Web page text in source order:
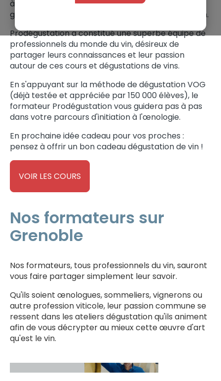
à tout type de profil allant du parfait néophyte au
grand connaisseur en passant par l'amateur de vin.
Prodégustation a constitué une superbe équipe de
professionnels du monde du vin, désireux de
partager leurs connaissances et leur passion
autour de ces cours et dégustations de vins.
En s'appuyant sur la méthode de dégustation VOG
(déjà testée et appréciée par 150 000 élèves), le
formateur Prodégustation vous guidera pas à pas
dans votre parcours d'initiation à l'œnologie.
En prochaine idée cadeau pour vos proches :
pensez à offrir un bon cadeau dégustation de vin !
VOIR LES COURS
Nos formateurs sur
Grenoble
Nos formateurs, tous professionnels du vin, sauront
vous faire partager simplement leur savoir.
Qu'ils soient œnologues, sommeliers, vignerons ou
autre profession viticole, leur passion commune se
ressent dans les ateliers dégustation qu'ils animent
afin de vous décrypter au mieux cette œuvre d'art
qu'est le vin.